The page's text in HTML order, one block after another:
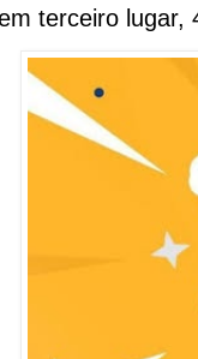
terceiro lugar,